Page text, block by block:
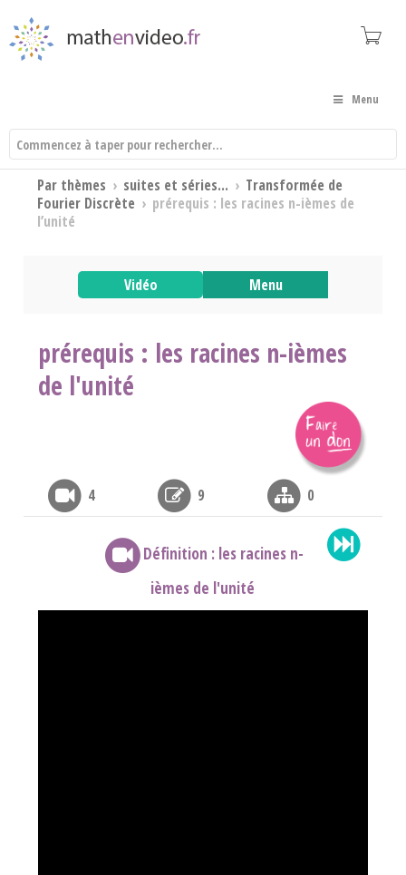
Menu
Par thèmes › suites et séries... › Transformée de
Fourier Discrète › prérequis : les racines n-ièmes de
l’unité
Vidéo Menu
prérequis : les racines n-ièmes
de l'unité
4 9 0
Définition : les racines n-
ièmes de l'unité